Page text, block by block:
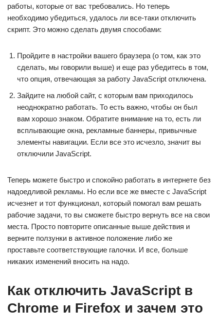
работы, которые от вас требовались. Но теперь
необходимо убедиться, удалось ли все-таки отключить
скрипт. Это можно сделать двумя способами:
Пройдите в настройки вашего браузера (о том, как это
сделать, мы говорили выше) и еще раз убедитесь в том,
что опция, отвечающая за работу JavaScript отключена.
Зайдите на любой сайт, с которым вам приходилось
неоднократно работать. То есть важно, чтобы он был
вам хорошо знаком. Обратите внимание на то, есть ли
всплывающие окна, рекламные баннеры, привычные
элементы навигации. Если все это исчезло, значит вы
отключили JavaScript.
Теперь можете быстро и спокойно работать в интернете без
надоедливой рекламы. Но если все же вместе с JavaScript
исчезнет и тот функционал, который помогал вам решать
рабочие задачи, то вы сможете быстро вернуть все на свои
места. Просто повторите описанные выше действия и
верните ползунки в активное положение либо же
проставьте соответствующие галочки. И все, больше
никаких изменений вносить на надо.
Как отключить JavaScript в
Chrome и Firefox и зачем это